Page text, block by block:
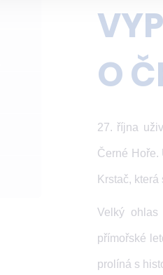
O
27. října
Černé Hoře.
Krstač,
Velký ohlas
přímořské
prolíná s